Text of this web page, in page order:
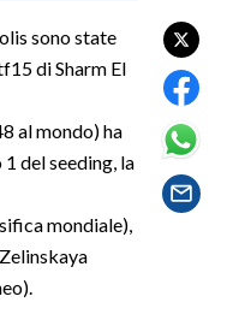
sono state
di Sharm El
al mondo) ha
del seeding, la
mondiale),